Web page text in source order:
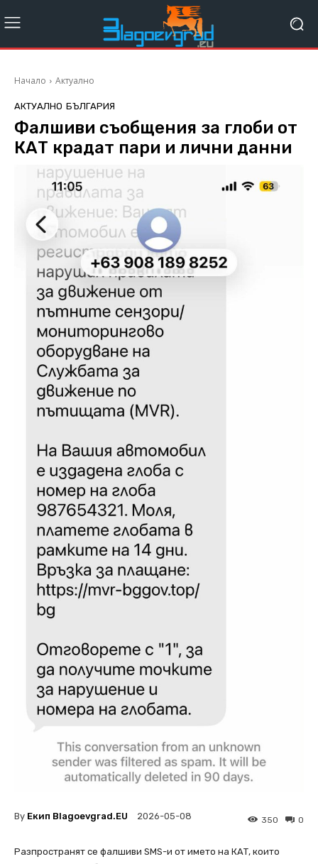
Начало Актуално
АКТУАЛНО БЪЛГАРИЯ
Фалшиви съобщения за глоби от
КАТ крадат пари и лични данни
By Екип Blagoevgrad.EU 2026-05-08 0
350
Разпространят се фалшиви SMS-и от името на КАТ, които